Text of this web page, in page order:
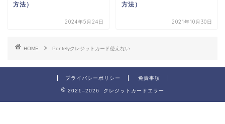
方法）
2024年5月24日
方法）
2021年10月30日
HOME Pontelyクレジットカード使えない
プライバシーポリシー 免責事項
2021–2026 クレジットカードエラー